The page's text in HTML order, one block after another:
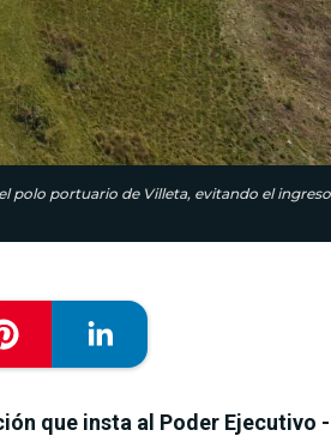
polo portuario de Villeta, evitando el
que insta al Poder Ejecutivo -